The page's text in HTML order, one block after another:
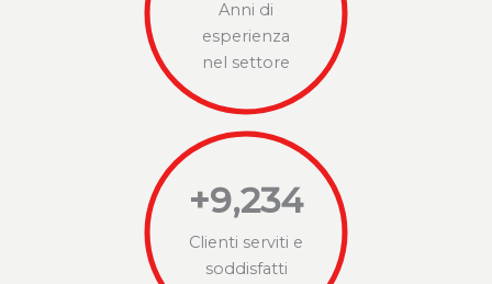
Anni di
esperienza
nel settore
+9,234
Clienti serviti e
soddisfatti